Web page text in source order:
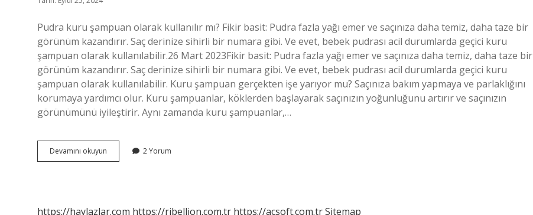
Pudra kuru şampuan olarak kullanılır mı? Fikir basit: Pudra fazla yağı emer ve saçınıza daha temiz, daha taze bir
görünüm kazandırır. Saç derinize sihirli bir numara gibi. Ve evet, bebek pudrası acil durumlarda geçici kuru
şampuan olarak kullanılabilir.26 Mart 2023Fikir basit: Pudra fazla yağı emer ve saçınıza daha temiz, daha taze bir
görünüm kazandırır. Saç derinize sihirli bir numara gibi. Ve evet, bebek pudrası acil durumlarda geçici kuru
şampuan olarak kullanılabilir. Kuru şampuan gerçekten işe yarıyor mu? Saçınıza bakım yapmaya ve parlaklığını
korumaya yardımcı olur. Kuru şampuanlar, köklerden başlayarak saçınızın yoğunluğunu artırır ve saçınızın
görünümünü iyileştirir. Aynı zamanda kuru şampuanlar,…
Devamını okuyun
Şampuan
2 Yorum
https://haylazlar.com https://ribellion.com.tr https://acsoft.com.trSitemap